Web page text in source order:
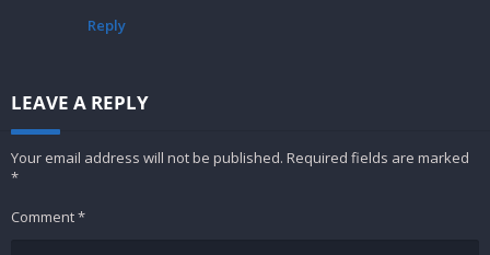
Reply
LEAVE A REPLY
Your email address will not be published. Required fields are marked
*
Comment*